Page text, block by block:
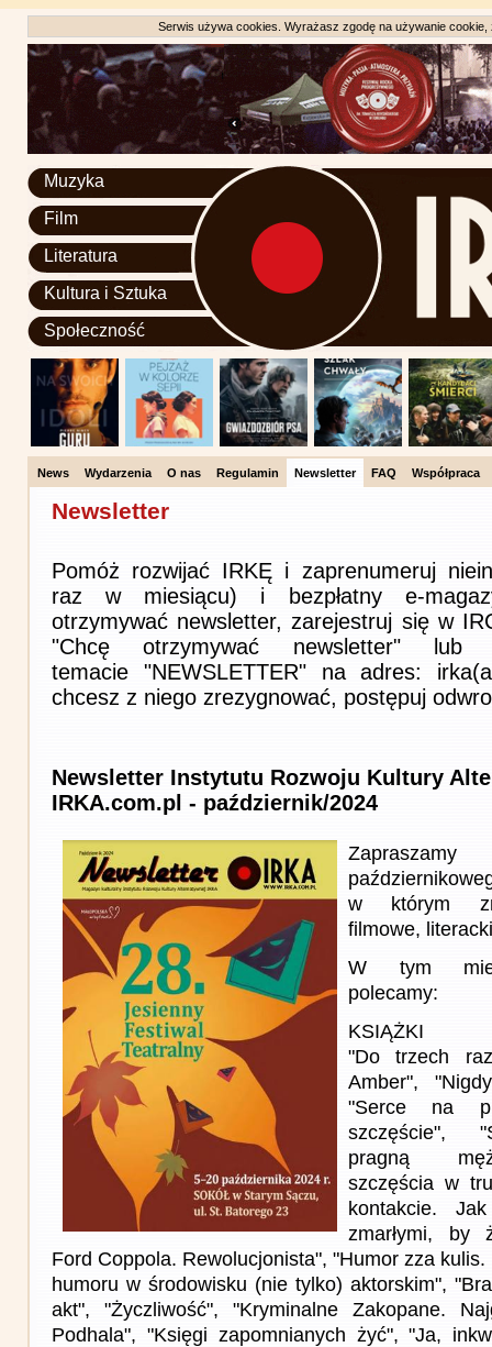
Serwis używa cookies. Wyrażasz zgodę na używanie
Muzyka
Film
Literatura
Kultura i Sztuka
Społeczność
News Wydarzenia O nas Regulamin Newsletter FAQ Współpraca
Newsletter
Pomóż rozwijać IRKĘ i zaprenumeruj
raz w miesiącu) i bezpłatny e-
otrzymywać newsletter, zarejestruj się w
"Chcę otrzymywać newsletter"
temacie "NEWSLETTER" na adres:
chcesz z niego zrezygnować, postępuj
Newsletter Instytutu Rozwoju Kultury
IRKA.com.pl - październik/2024
w którym
filmowe,
W tym
polecamy:
KSIĄŻKI
"Do trzech
Amber",
"Serce na
szczęście",
pragną
szczęścia w
kontakcie.
zmarłymi, by
Ford Coppola. Rewolucjonista", "Humor zza
humoru w środowisku (nie tylko) aktorskim",
akt", "Życzliwość", "Kryminalne Zakopane.
Podhala", "Księgi zapomnianych żyć", "Ja,